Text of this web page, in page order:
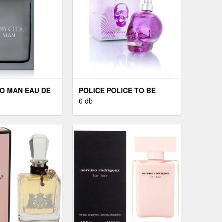
MAN EAU DE
100
POLICE POLICE TO BE
WOMAN - EDP 40 ML
6 db